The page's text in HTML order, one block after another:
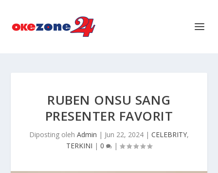
RUBEN ONSU SANG
PRESENTER FAVORIT
Diposting oleh Admin | Jun 22, 2024 | CELEBRITY,
TERKINI | 0 |